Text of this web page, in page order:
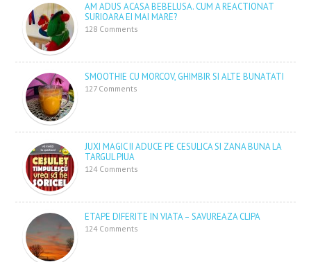
AM ADUS ACASA BEBELUSA. CUM A REACTIONAT
SURIOARA EI MAI MARE?
128 Comments
SMOOTHIE CU MORCOV, GHIMBIR SI ALTE BUNATATI
127 Comments
JUXI MAGIC II ADUCE PE CESULICA SI ZANA BUNA LA
TARGUL PIUA
124 Comments
ETAPE DIFERITE IN VIATA – SAVUREAZA CLIPA
124 Comments